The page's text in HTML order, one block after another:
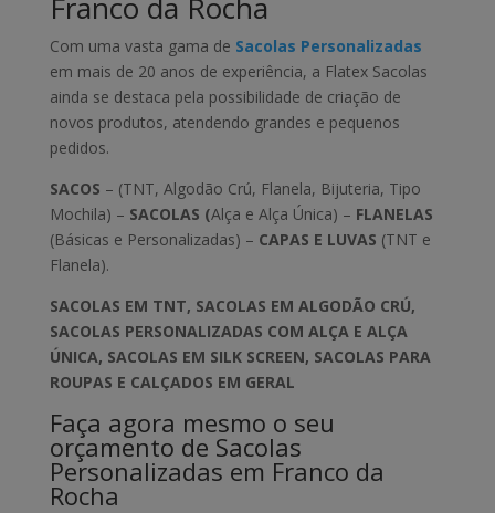
Com uma vasta gama de Sacolas Personalizadas
em mais de 20 anos de experiência, a Flatex Sacolas
ainda se destaca pela possibilidade de criação de
novos produtos, atendendo grandes e pequenos
pedidos.
SACOS – (TNT, Algodão Crú, Flanela, Bijuteria, Tipo
Mochila) – SACOLAS (Alça e Alça Única) – FLANELAS
(Básicas e Personalizadas) – CAPAS E LUVAS (TNT e
Flanela).
SACOLAS EM TNT, SACOLAS EM ALGODÃO CRÚ,
SACOLAS PERSONALIZADAS COM ALÇA E ALÇA
ÚNICA, SACOLAS EM SILK SCREEN, SACOLAS PARA
ROUPAS E CALÇADOS EM GERAL
Faça agora mesmo o seu
orçamento de Sacolas
Personalizadas em Franco da
Rocha